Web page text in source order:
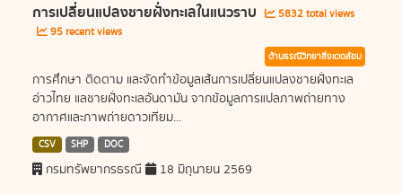
การเปลี่ยนแปลงชายฝั่งทะเลในแนวราบ
5832 total views
95 recent views
ด้านธรณีวิทยาสิ่งแวดล้อม
การศึกษา ติดตาม และจัดทำข้อมูลเส้นการเปลี่ยนแปลงชายฝั่งทะเล
อ่าวไทย แลชายฝั่งทะเลอันดามัน จากข้อมูลการแปลภาพถ่ายทาง
อากาศและภาพถ่ายดาวเทียม...
CSV SHP DOC
กรมทรัพยากรธรณี 18 มิถุนายน 2569